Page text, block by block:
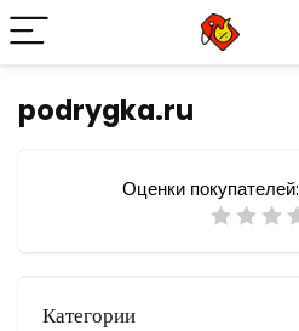
podrygka.ru
Оценки покупателей:
Категории